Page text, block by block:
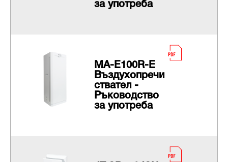
за употреба
MA-E100R-E
Въздухопречи
ствател -
Ръководство
за употреба